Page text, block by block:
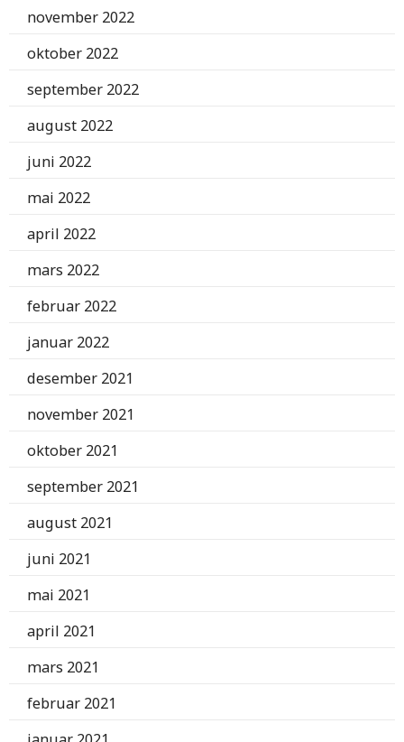
november 2022
oktober 2022
september 2022
august 2022
juni 2022
mai 2022
april 2022
mars 2022
februar 2022
januar 2022
desember 2021
november 2021
oktober 2021
september 2021
august 2021
juni 2021
mai 2021
april 2021
mars 2021
februar 2021